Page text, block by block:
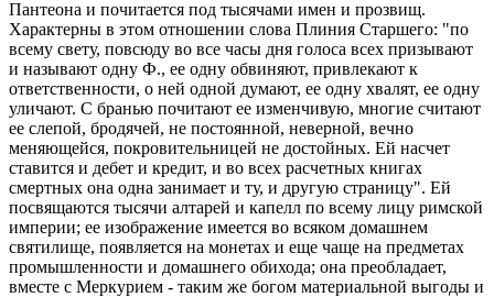
Пантеона и почитается под тысячами имен и прозвищ.
Характерны в этом отношении слова Плиния Старшего: "по
всему свету, повсюду во все часы дня голоса всех призывают
и называют одну Ф., ее одну обвиняют, привлекают к
ответственности, о ней одной думают, ее одну хвалят, ее одну
уличают. С бранью почитают ее изменчивую, многие считают
ее слепой, бродячей, не постоянной, неверной, вечно
меняющейся, покровительницей не достойных. Ей насчет
ставится и дебет и кредит, и во всех расчетных книгах
смертных она одна занимает и ту, и другую страницу". Ей
посвящаются тысячи алтарей и капелл по всему лицу римской
империи; ее изображение имеется во всяком домашнем
святилище, появляется на монетах и еще чаще на предметах
промышленности и домашнего обихода; она преобладает,
вместе с Меркурием - таким же богом материальной выгоды и